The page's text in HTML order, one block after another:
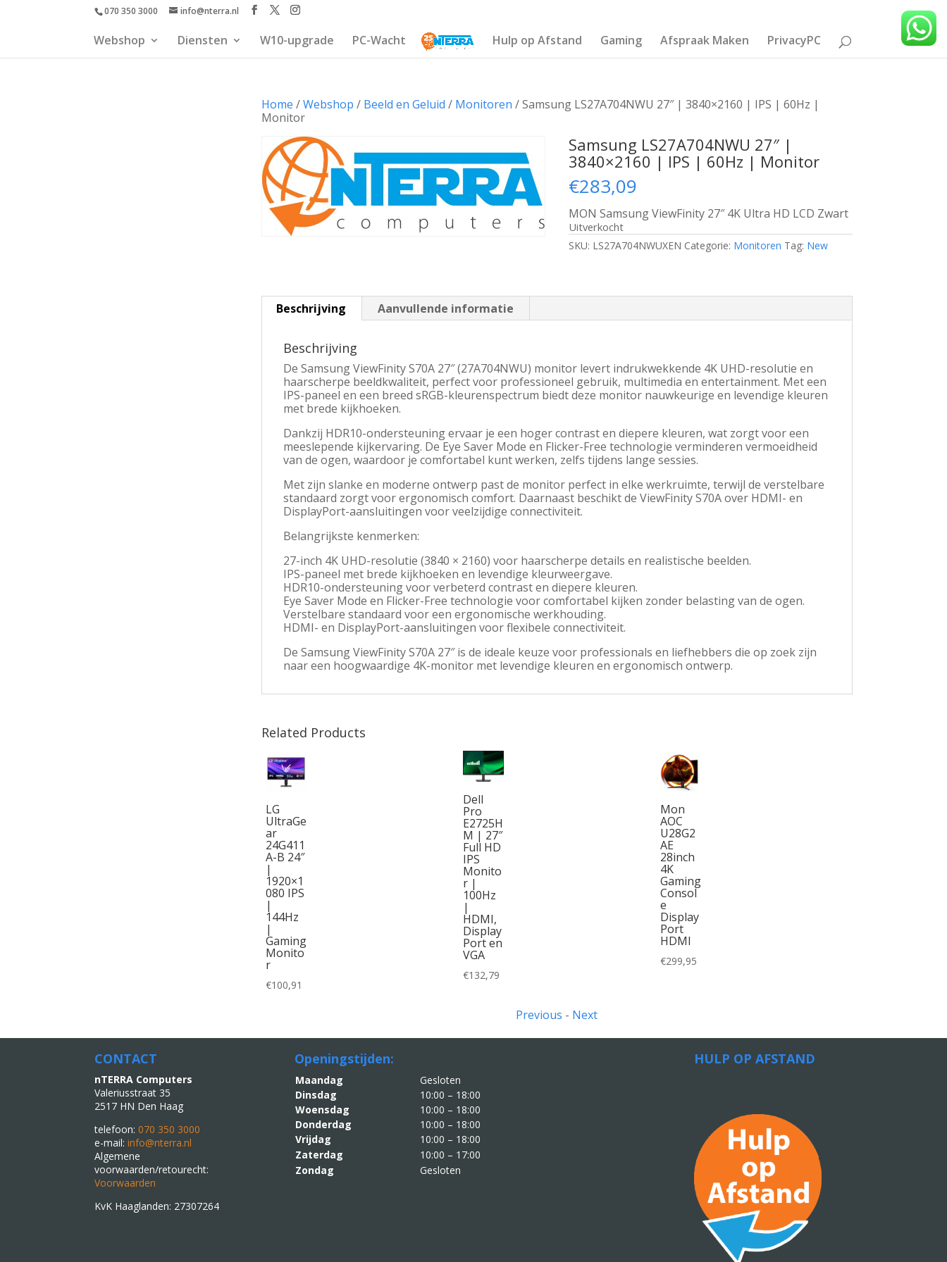
070 350 3000 info@nterra.nl
Webshop Diensten W10-upgrade PC-Wacht Hulp op Afstand Gaming Afspraak Maken PrivacyPC
Home /Webshop / Beeld en Geluid / Monitoren / Samsung LS27A704NWU 27″ | 3840×2160 | IPS | 60Hz |
Monitor
Samsung LS27A704NWU 27″ |
3840×2160 | IPS | 60Hz | Monitor
€283,09
MON Samsung ViewFinity 27″ 4K Ultra HD LCD Zwart
Uitverkocht
SKU: LS27A704NWUXEN Categorie: Monitoren Tag: New
Beschrijving Aanvullende informatie
Beschrijving
De Samsung ViewFinity S70A 27″ (27A704NWU) monitor levert indrukwekkende 4K UHD-resolutie en
haarscherpe beeldkwaliteit, perfect voor professioneel gebruik, multimedia en entertainment. Met een
IPS-paneel en een breed sRGB-kleurenspectrum biedt deze monitor nauwkeurige en levendige kleuren
met brede kijkhoeken.
Dankzij HDR10-ondersteuning ervaar je een hoger contrast en diepere kleuren, wat zorgt voor een
meeslepende kijkervaring. De Eye Saver Mode en Flicker-Free technologie verminderen vermoeidheid
van de ogen, waardoor je comfortabel kunt werken, zelfs tijdens lange sessies.
Met zijn slanke en moderne ontwerp past de monitor perfect in elke werkruimte, terwijl de verstelbare
standaard zorgt voor ergonomisch comfort. Daarnaast beschikt de ViewFinity S70A over HDMI- en
DisplayPort-aansluitingen voor veelzijdige connectiviteit.
Belangrijkste kenmerken:
27-inch 4K UHD-resolutie (3840 × 2160) voor haarscherpe details en realistische beelden.
IPS-paneel met brede kijkhoeken en levendige kleurweergave.
HDR10-ondersteuning voor verbeterd contrast en diepere kleuren.
Eye Saver Mode en Flicker-Free technologie voor comfortabel kijken zonder belasting van de ogen.
Verstelbare standaard voor een ergonomische werkhouding.
HDMI- en DisplayPort-aansluitingen voor flexibele connectiviteit.
De Samsung ViewFinity S70A 27″ is de ideale keuze voor professionals en liefhebbers die op zoek zijn
naar een hoogwaardige 4K-monitor met levendige kleuren en ergonomisch ontwerp.
Related Products
LG
UltraGe
ar
24G411
A-B 24″
|
1920×1
080 IPS
|
144Hz
|
Gaming
Monito
r
€100,91
Dell
Pro
E2725H
M | 27″
Full HD
IPS
Monito
r |
100Hz
|
HDMI,
Display
Port en
VGA
€132,79
Mon
AOC
U28G2
AE
28inch
4K
Gaming
Consol
e
Display
Port
HDMI
€299,95
Previous - Next
CONTACT
nTERRA Computers
Valeriusstraat 35
2517 HN Den Haag
telefoon:070 350 3000
e-mail:info@nterra.nl
Algemene
voorwaarden/retourecht:
Voorwaarden
KvK Haaglanden: 27307264
Openingstijden:
Maandag
Gesloten
Dinsdag
10:00 – 18:00
Woensdag
10:00 – 18:00
Donderdag
10:00 – 18:00
Vrijdag
10:00 – 18:00
Zaterdag
10:00 – 17:00
Zondag
Gesloten
HULP OP AFSTAND